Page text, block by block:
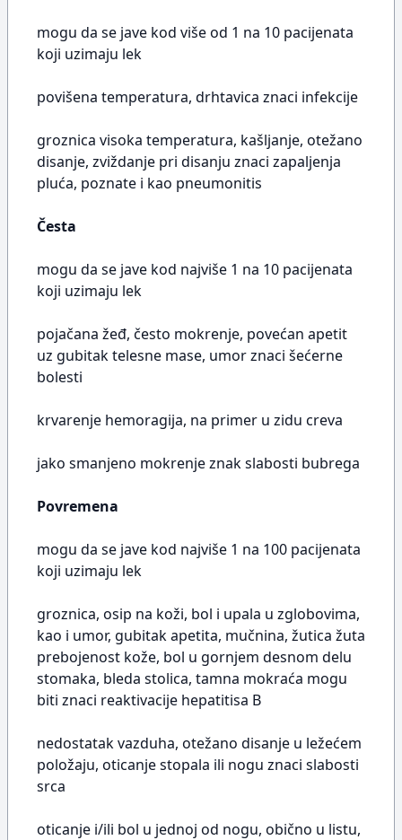
mogu da se jave kod više od 1 na 10 pacijenata
koji uzimaju lek
povišena temperatura, drhtavica znaci infekcije
groznica visoka temperatura, kašljanje, otežano
disanje, zviždanje pri disanju znaci zapaljenja
pluća, poznate i kao pneumonitis
Česta
mogu da se jave kod najviše 1 na 10 pacijenata
koji uzimaju lek
pojačana žeđ, često mokrenje, povećan apetit
uz gubitak telesne mase, umor znaci šećerne
bolesti
krvarenje hemoragija, na primer u zidu creva
jako smanjeno mokrenje znak slabosti bubrega
Povremena
mogu da se jave kod najviše 1 na 100 pacijenata
koji uzimaju lek
groznica, osip na koži, bol i upala u zglobovima,
kao i umor, gubitak apetita, mučnina, žutica žuta
prebojenost kože, bol u gornjem desnom delu
stomaka, bleda stolica, tamna mokraća mogu
biti znaci reaktivacije hepatitisa B
nedostatak vazduha, otežano disanje u ležećem
položaju, oticanje stopala ili nogu znaci slabosti
srca
oticanje i/ili bol u jednoj od nogu, obično u listu,